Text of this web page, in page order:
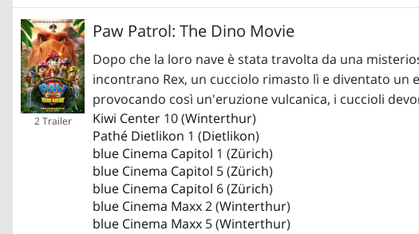
2 Trailer
Paw Patrol: The Dino Movie
Dopo che la loro nave è stata travolta da una
incontrano Rex, un cucciolo rimasto lì e diventato
provocando così un'eruzione vulcanica, i cuccioli
Kiwi Center 10 (Winterthur)
Pathé Dietlikon 1 (Dietlikon)
blue Cinema Capitol 1 (Zürich)
blue Cinema Capitol 5 (Zürich)
blue Cinema Capitol 6 (Zürich)
blue Cinema Maxx2 (Winterthur)
blue Cinema Maxx 5 (Winterthur)